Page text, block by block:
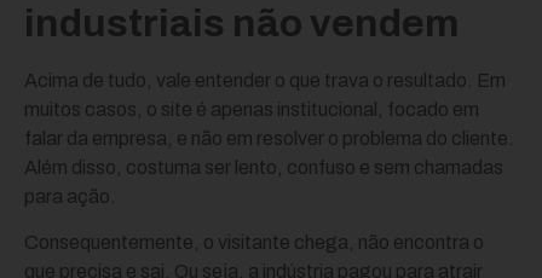
industriais não vendem
Acima de tudo, vale entender o que trava o resultado. Em
muitos casos, o site é apenas institucional, focado em
falar da empresa, e não em resolver o problema do cliente.
Além disso, costuma ser lento, confuso e sem chamadas
para ação.
Consequentemente, o visitante chega, não encontra o
que precisa e sai. Ou seja, a indústria pagou para atrair